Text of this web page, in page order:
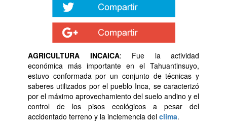
AGRICULTURA INCAICA: Fue la actividad
económica más importante en el Tahuantinsuyo,
estuvo conformada por un conjunto de técnicas y
saberes utilizados por el pueblo Inca, se caracterizó
por el máximo aprovechamiento del suelo andino y el
control de los pisos ecológicos a pesar del
accidentado terreno y la inclemencia del clima.